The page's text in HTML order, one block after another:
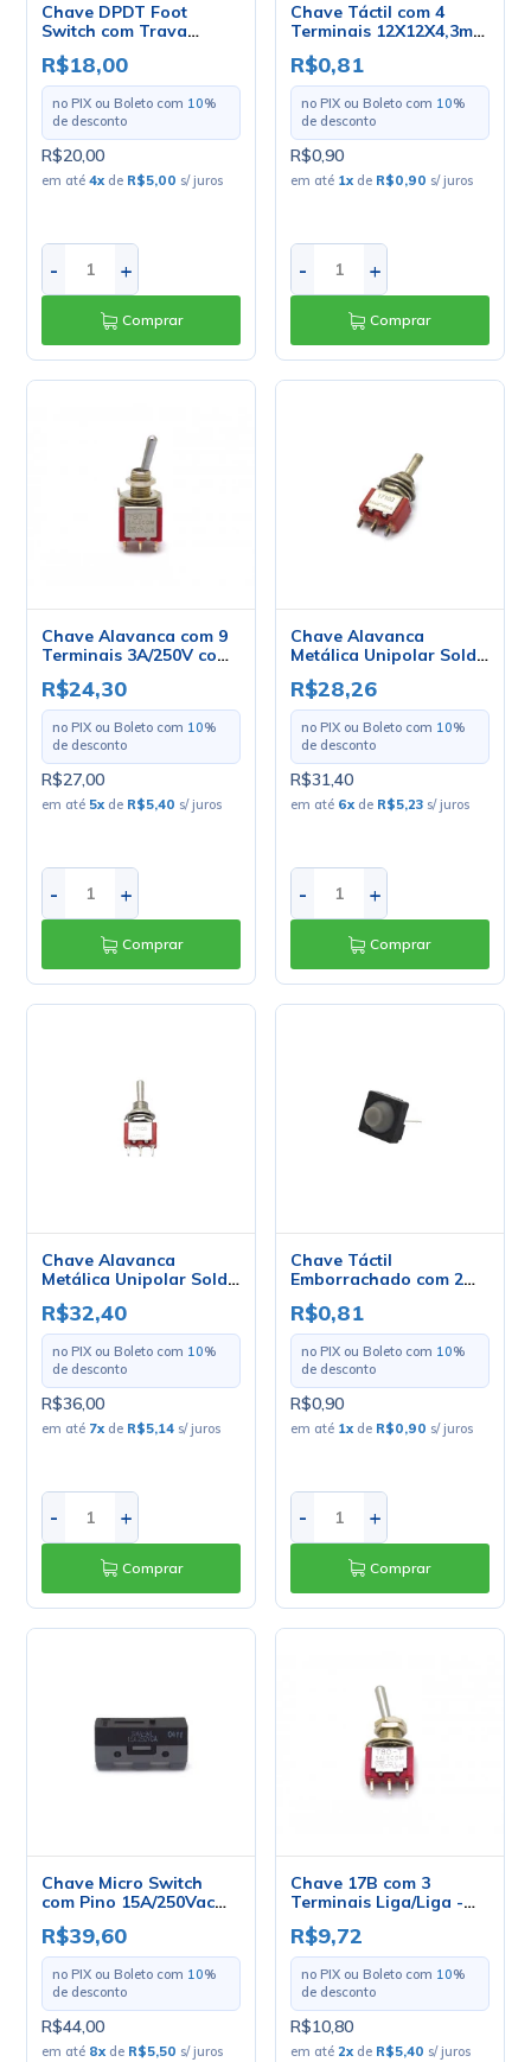
Chave DPDT Foot
Switch com Trava
Liga/Liga para Solda
Fio - PBS-24-202
R$18,00
no PIX ou Boleto com 10%
de desconto
R$20,00
em até4x de R$5,00 s/ juros
- +
Comprar
Chave Táctil com 4
Terminais 12X12X4,3mm
180º - KFC-A06
R$0,81
no PIX ou Boleto com 10%
de desconto
R$0,90
em até 1x de R$0,90 s/ juros
- +
Comprar
Chave Alavanca com 9
Terminais 3A/250V com
Trava Liga/Liga -
T8301-SEBQ-H -
Salecom
R$24,30
no PIX ou Boleto com 10%
de desconto
R$27,00
em até 5x de R$5,40 s/ juros
- +
Comprar
Chave Alavanca
Metálica Unipolar Solda
Fio 3A 17.103
Liga/Desliga/Liga -
A2B1STSE - Margirius
R$28,26
no PIX ou Boleto com 10%
de desconto
R$31,40
em até 6x de R$5,23 s/ juros
- +
Comprar
Chave Alavanca
Metálica Unipolar Solda
Fio 3A 17.105
(Liga)/Desliga/(Liga)
Momentâneo -
Margirius
R$32,40
no PIX ou Boleto com 10%
de desconto
R$36,00
em até 7x de R$5,14 s/ juros
- +
Comprar
Chave Táctil
Emborrachado com 2
Terminais 8x8x5mm -
KLT-113
R$0,81
no PIX ou Boleto com 10%
de desconto
R$0,90
em até 1x de R$0,90 s/ juros
- +
Comprar
Chave Micro Switch
com Pino 15A/250Vac
SWA-A1 - Switron
R$39,60
no PIX ou Boleto com 10%
de desconto
R$44,00
em até 8x de R$5,50 s/ juros
Chave 17B com 3
Terminais Liga/Liga -
T8013-SEBQ-H -
Salecom
R$9,72
no PIX ou Boleto com 10%
de desconto
R$10,80
em até 2x de R$5,40 s/ juros